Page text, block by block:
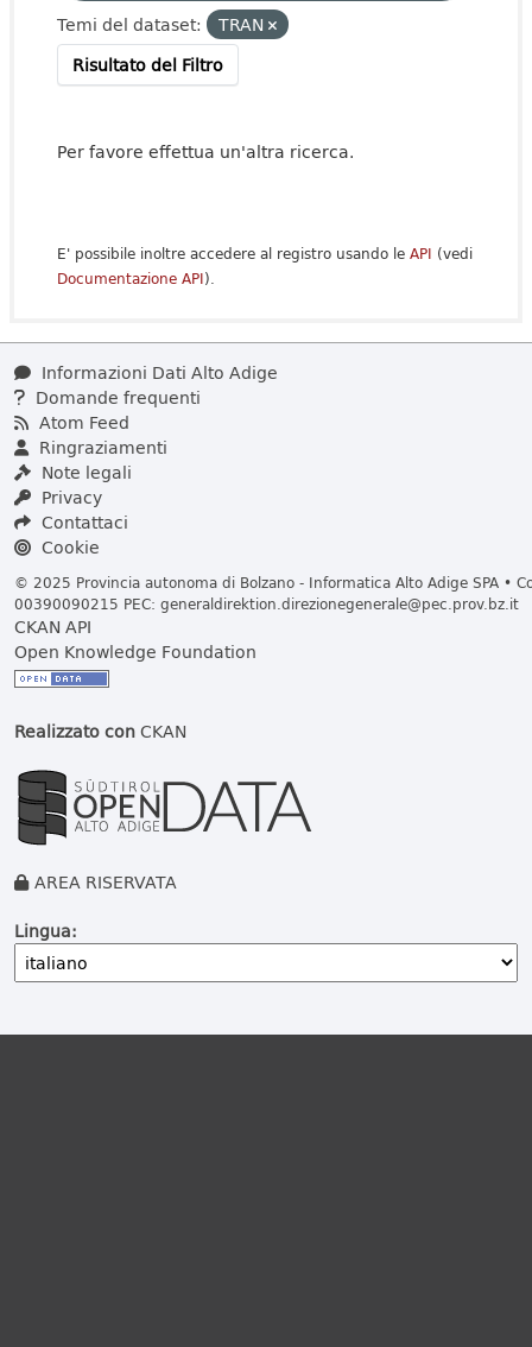
Temi del dataset:
TRAN
Risultato del Filtro
Per favore effettua un'altra ricerca.
E' possibile inoltre accedere al registro usando le API (vedi
Documentazione API).
Informazioni Dati Alto Adige
Domande frequenti
Atom Feed
Ringraziamenti
Note legali
Privacy
Contattaci
Cookie
© 2025 Provincia autonoma di Bolzano - Informatica Alto Adige SPA •
00390090215 PEC: generaldirektion.direzionegenerale@pec.prov.bz.it
CKAN API
Open Knowledge Foundation
Realizzato conCKAN
AREA RISERVATA
Lingua